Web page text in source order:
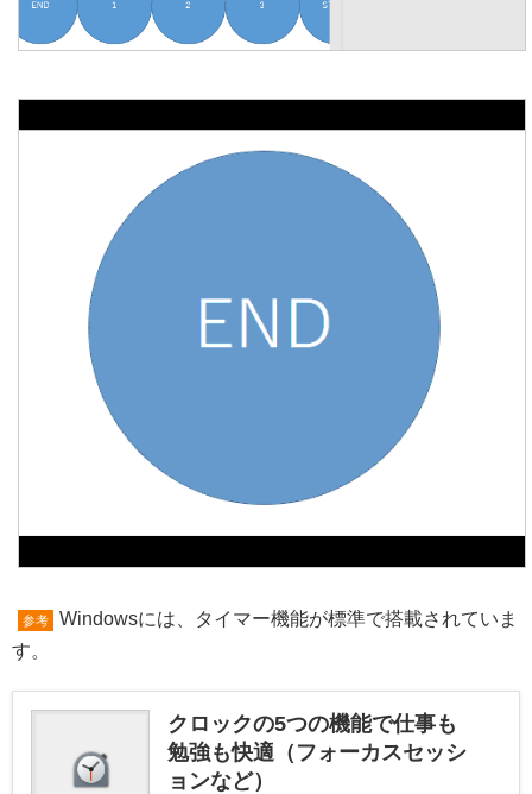
参考
Windowsには、タイマー機能が標準で搭載されていま
す。
クロックの5つの機能で仕事も
勉強も快適（フォーカスセッシ
ョンなど）